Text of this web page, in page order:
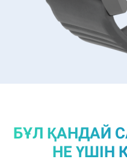
БҰЛ ҚАНДАЙ
НЕ ҮШІН